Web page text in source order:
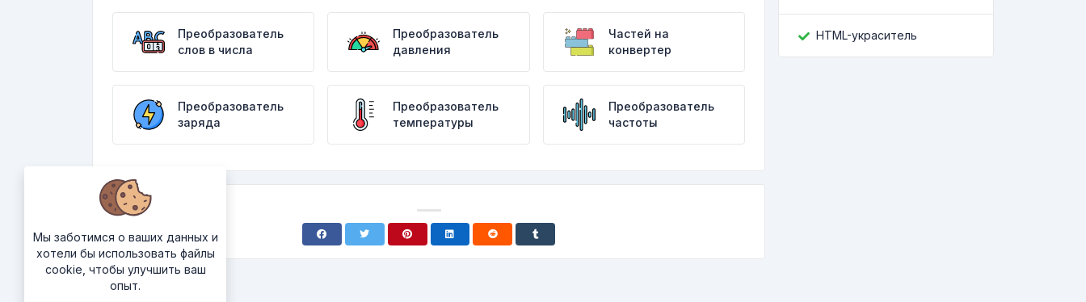
Преобразователь
слов в числа
Преобразователь
давления
Частей на
конвертер
Преобразователь
заряда
Преобразователь
температуры
Преобразователь
частоты
HTML-украситель
Мы заботимся о ваших данных и
хотели бы использовать файлы
cookie, чтобы улучшить ваш
опыт.